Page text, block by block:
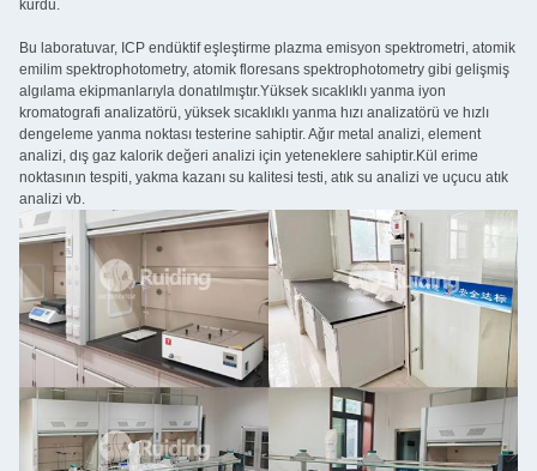
kurdu.
Bu laboratuvar, ICP endüktif eşleştirme plazma emisyon spektrometri, atomik
emilim spektrophotometry, atomik floresans spektrophotometry gibi gelişmiş
algılama ekipmanlarıyla donatılmıştır.Yüksek sıcaklıklı yanma iyon
kromatografi analizatörü, yüksek sıcaklıklı yanma hızı analizatörü ve hızlı
dengeleme yanma noktası testerine sahiptir. Ağır metal analizi, element
analizi, dış gaz kalorik değeri analizi için yeteneklere sahiptir.Kül erime
noktasının tespiti, yakma kazanı su kalitesi testi, atık su analizi ve uçucu atık
analizi vb.